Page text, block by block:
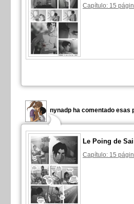
Capítulo: 15
nynadp ha comentado esas
Le Poing de
Capítulo: 15